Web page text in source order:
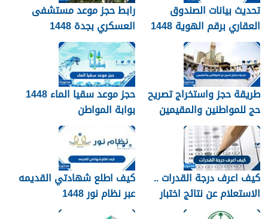
تحديث بيانات الصندوق
العقاري برقم الهوية 1448
الرابط والخطوات
رابط حجز موعد مستشفى
العسكري بجدة 1448
طريقة حجز واستخراج تصريح
حج للمواطنين والمقيمين
1448
حجز موعد سقيا الماء 1448
بوابة المواطن
كيف اعرف درجة القدرات ..
الاستعلام عن نتائج اختبار
القدرات 1448
كيف اطلع شهادتي القديمه
عبر نظام نور 1448